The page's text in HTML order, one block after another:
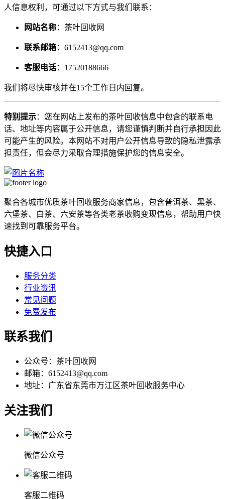
人信息权利，可通过以下方式与我们联系：
网站名称：茶叶回收网
联系邮箱：6152413@qq.com
客服电话：17520188666
我们将尽快审核并在15个工作日内回复。
特别提示：您在网站上发布的茶叶回收信息中包含的联系电
话、地址等内容属于公开信息，请您谨慎判断并自行承担因此
可能产生的风险。本网站不对用户公开信息导致的隐私泄露承
担责任，但会尽力采取合理措施保护您的信息安全。
聚合各城市优质茶叶回收服务商家信息，包含普洱茶、黑茶、
六堡茶、白茶、六安茶等各类老茶收购变现信息，帮助用户快
速找到可靠服务平台。
快捷入口
服务分类
行业资讯
常见问题
免费发布
联系我们
公众号：茶叶回收网
邮箱：6152413@qq.com
地址：广东省东莞市万江区茶叶回收服务中心
关注我们
微信公众号
客服二维码